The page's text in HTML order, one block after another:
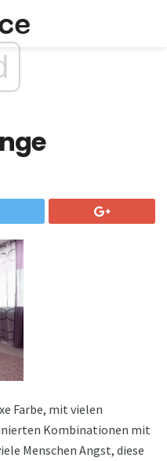
Farbe, mit vielen
Kombinationen mit
Menschen Angst, diese